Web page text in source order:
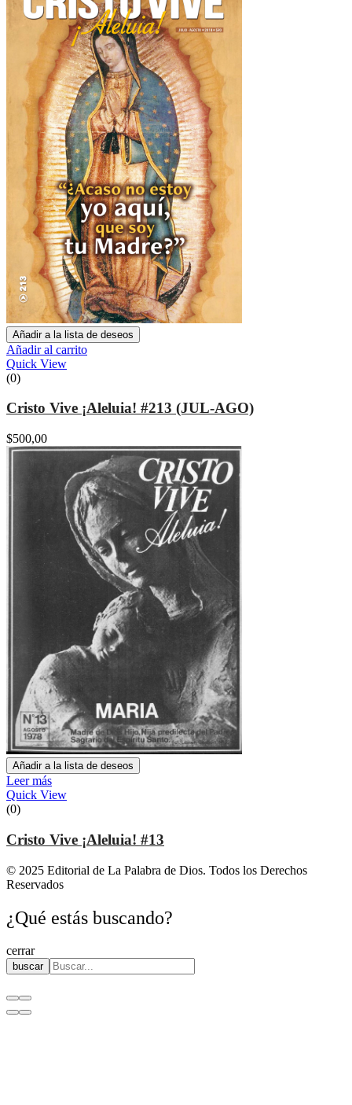
Añadir a la lista de deseos
Añadir al carrito
Quick View
(0)
Cristo Vive ¡Aleluia! #213 (JUL-AGO)
$500,00
Añadir a la lista de deseos
Leer más
Quick View
(0)
Cristo Vive ¡Aleluia! #13
© 2025 Editorial de La Palabra de Dios. Todos los Derechos
Reservados
¿Qué estás buscando?
cerrar
buscar